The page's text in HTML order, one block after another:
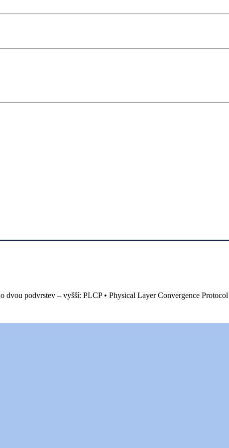
podvrstev – vyšší: PLCP • Physical Layer Convergence